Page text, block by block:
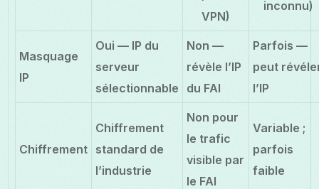
VPN)
inconnu)
Masquage
IP
Oui — IP du
serveur
sélectionnable
Non —
révèle l’IP
du FAI
Parfois —
peut
l’IP
Chiffrement
Chiffrement
standard de
l’industrie
Non pour
le trafic
visible par
le FAI
Variable ;
parfois
faible